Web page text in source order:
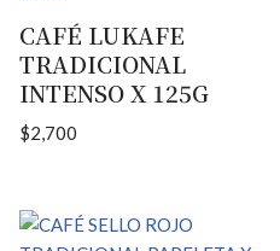
CAFÉ LUKAFE
TRADICIONAL
INTENSO X 125G
$2,700